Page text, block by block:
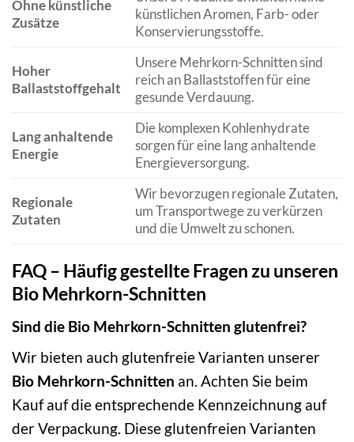
Ohne künstliche
Zusätze
künstlichen Aromen, Farb- oder
Konservierungsstoffe.
Hoher
Ballaststoffgehalt
Unsere Mehrkorn-Schnitten sind
reich an Ballaststoffen für eine
gesunde Verdauung.
Lang anhaltende
Energie
Die komplexen Kohlenhydrate
sorgen für eine lang anhaltende
Energieversorgung.
Regionale
Zutaten
Wir bevorzugen regionale Zutaten,
um Transportwege zu verkürzen
und die Umwelt zu schonen.
FAQ – Häufig gestellte Fragen zu unseren
Bio Mehrkorn-Schnitten
Sind die Bio Mehrkorn-Schnitten glutenfrei?
Wir bieten auch glutenfreie Varianten unserer
Bio Mehrkorn-Schnitten an. Achten Sie beim
Kauf auf die entsprechende Kennzeichnung auf
der Verpackung. Diese glutenfreien Varianten